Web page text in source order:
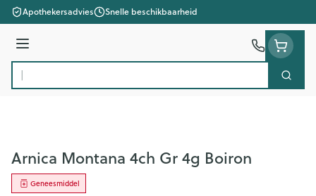
Ga naar de inhoud
Apothekersadvies Snelle beschikbaarheid
Menu
Product, merk, categorie... Zoek
Arnica Montana 4ch Gr 4g Boiron
Geneesmiddel